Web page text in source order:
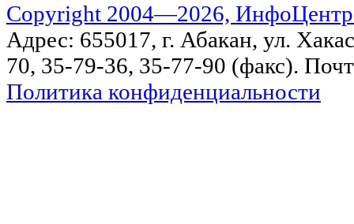
Copyright 2004—2026,
Адрес: 655017, г. Абакан, ул.
70, 35-79-36, 35-77-90 (факс).
Политика конфиденциальности